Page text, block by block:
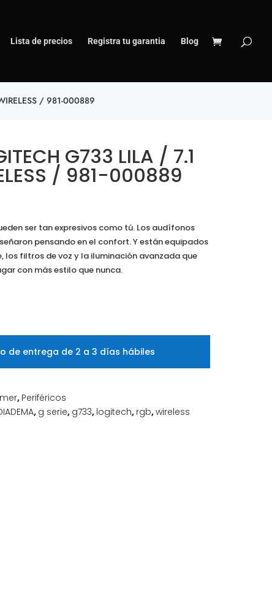
Lista de precios Registra tu garantia Blog
/ 981-000889
G733 LILA / 7.1
/ 981-000889
ser tan expresivos como tú. Los audífonos
pensando en el confort. Y están equipados
los filtros de voz y la iluminación avanzada que
con más estilo que nunca.
de entrega de 2 a 3 días hábiles
, Periféricos
, g serie, g733, logitech, rgb,wireless